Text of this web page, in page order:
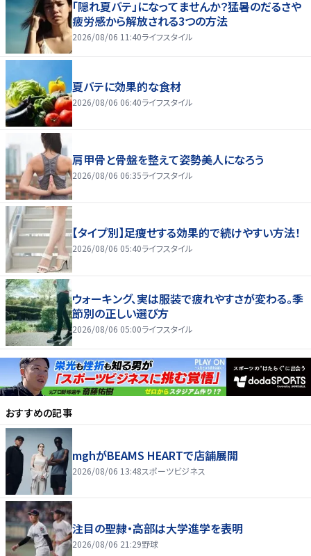
「隠れ夏バテ」になってませんか？猛暑のだるさや
疲労感から解放される3つの方法
2026/08/06 11:40ライフスタイル
夏バテに効果的な食材
2026/08/06 06:40ライフスタイル
肩甲骨と骨盤を整えて姿勢美人になろう
2026/08/06 06:35ライフスタイル
【タイプ別】足痩せする効果的で続けやすい方法！
2026/08/06 05:40ライフスタイル
ウォーキング、実は服装で疲れやすさが変わる。季
節別の正しい選び方
2026/08/06 05:00ライフスタイル
おすすめの記事
mghがBEAMS HEARTで店舗展開
2026/08/06 13:48スポーツビジネス
注目の聖隷・高部は大学進学を表明
2026/08/06 21:29野球